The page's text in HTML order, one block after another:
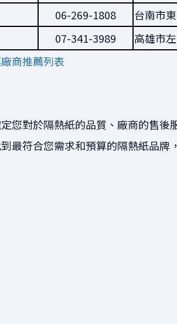
06-269-1808
台南市
07-341-3989
高雄市
商推薦列表
您對於隔熱紙的品質、廠商的售
最符合您需求和預算的隔熱紙品